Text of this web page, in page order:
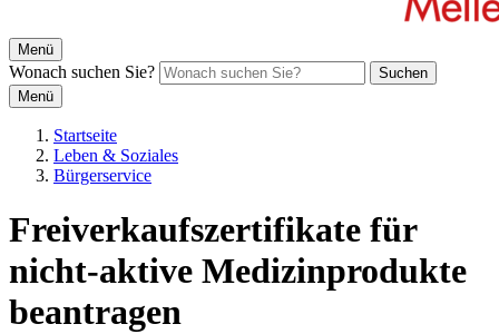
Menü
Wonach suchen Sie?
Suchen
Menü
Startseite
Leben & Soziales
Bürgerservice
Freiverkaufszertifikate für
nicht-aktive Medizinprodukte
beantragen